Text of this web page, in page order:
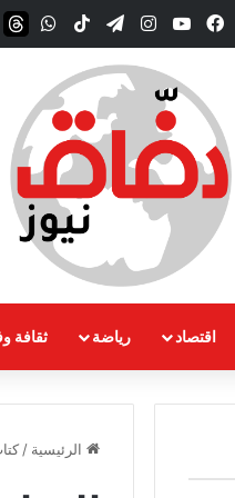
فيسبوك‫YouTubeانستقرام
تيلقرام ‫TikTok
اقتصاد رياضة ثقافة
الرئيسية /